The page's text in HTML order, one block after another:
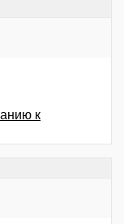
к